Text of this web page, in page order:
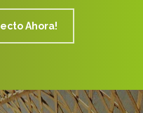
Ahora!